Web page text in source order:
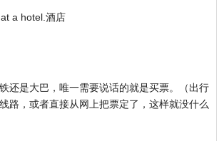
a hotel.酒店
还是大巴，唯一需要说话的就是买票。（出行
路，或者直接从网上把票定了，这样就没什么